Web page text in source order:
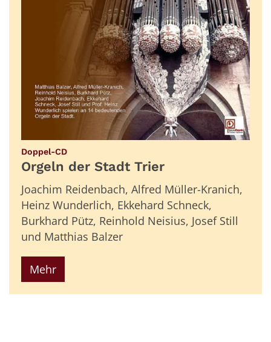
Doppel-CD:
Orgeln der Stadt Trier
Joachim Reidenbach, Alfred Müller-Kranich,
Heinz Wunderlich, Ekkehard Schneck,
Burkhard Pütz, Reinhold Neisius, Josef Still
und Matthias Balzer
Mehr